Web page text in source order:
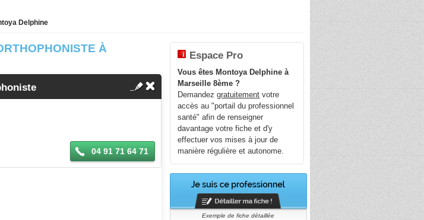
Delphine
À
04 91 71 64 71
Espace Pro
Vous êtes Montoya Delphine à
Marseille 8ème ?
Demandezgratuitement votre
accès au "portail du professionnel
santé" afin de renseigner
davantage votre fiche et d'y
effectuer vos mises à jour de
manière régulière et autonome.
Exemple de fiche détaillée